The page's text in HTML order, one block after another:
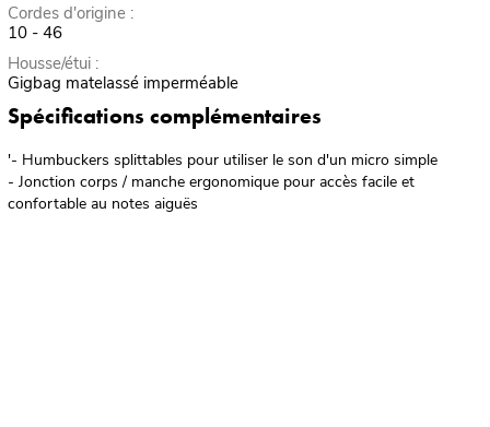
Cordes d'origine :
10 - 46
Housse/étui :
Gigbag matelassé imperméable
Spécifications complémentaires
'- Humbuckers splittables pour utiliser le son d'un micro simple
- Jonction corps / manche ergonomique pour accès facile et
confortable au notes aiguës